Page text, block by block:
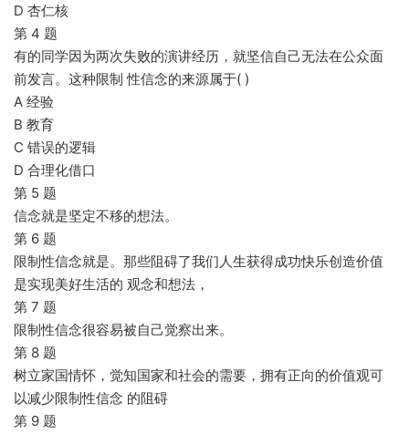
D 杏仁核
第 4 题
有的同学因为两次失败的演讲经历，就坚信自己无法在公众面
前发言。这种限制 性信念的来源属于( )
A 经验
B 教育
C 错误的逻辑
D 合理化借口
第 5 题
信念就是坚定不移的想法。
第 6 题
限制性信念就是。那些阻碍了我们人生获得成功快乐创造价值
是实现美好生活的 观念和想法，
第 7 题
限制性信念很容易被自己觉察出来。
第 8 题
树立家国情怀，觉知国家和社会的需要，拥有正向的价值观可
以减少限制性信念 的阻碍
第 9 题